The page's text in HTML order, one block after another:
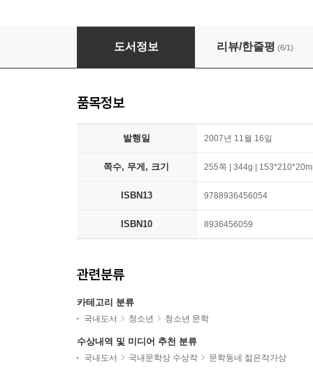
잃어버린 개념을 찾아서
도서정보 리뷰/한줄평 (6/1)
품목정보
발행일 2007년 11월 16일
쪽수, 무게, 크기 255쪽 | 344g |
ISBN13 9788936456054
ISBN10 8936456059
관련분류
카테고리 분류
국내도서 청소년 청소년 문학
수상내역 및 미디어 추천 분류
국내도서 국내문학상 수상작 문학동네 젊은작가상